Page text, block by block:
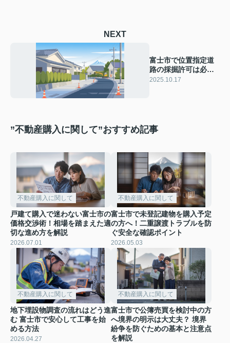
NEXT
富士市で位置指定道
路の採掘許可は必
要？通行採掘に関す
2025.10.17
”不動産購入に関して”おすすめ記事
不動産購入に関して
戸建て購入で迷わない富士市の
価格交渉術！相場を踏まえた適
切な進め方を解説
2026.07.01
不動産購入に関して
富士市で未登記建物を購入予定
の方へ！二重譲渡トラブルを防
ぐ安全な確認ポイント
2026.05.03
不動産購入に関して
地下埋設物調査の流れはどう進
む 富士市で安心して工事を始
める方法
2026.04.27
不動産購入に関して
富士市で公簿売買を検討中の方
へ境界の明示は大丈夫？ 境界
紛争を防ぐための基本と注意点
を解説